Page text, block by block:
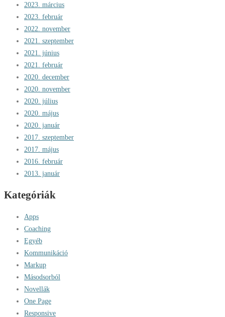
2023. március
2023. február
2022. november
2021. szeptember
2021. június
2021. február
2020. december
2020. november
2020. július
2020. május
2020. január
2017. szeptember
2017. május
2016. február
2013. január
Kategóriák
Apps
Coaching
Egyéb
Kommunikáció
Markup
Másodsorból
Novellák
One Page
Responsive